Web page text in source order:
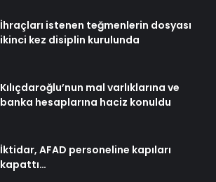
İhraçları istenen teğmenlerin dosyası
ikinci kez disiplin kurulunda
Kılıçdaroğlu’nun mal varlıklarına ve
banka hesaplarına haciz konuldu
İktidar, AFAD personeline kapıları
kapattı…